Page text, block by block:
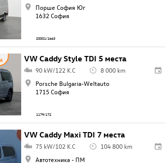
Порше София Юг
1632 София
20001/1663
VW Caddy Style TDI 5 места
90 kW/122 K.C 8 000 km
Porsche Bulgaria-Weltauto
1715 София
1179/172
VW Caddy Maxi TDI 7 места
75 kW/102 K.C 104 800 km
Автотехника - ПМ